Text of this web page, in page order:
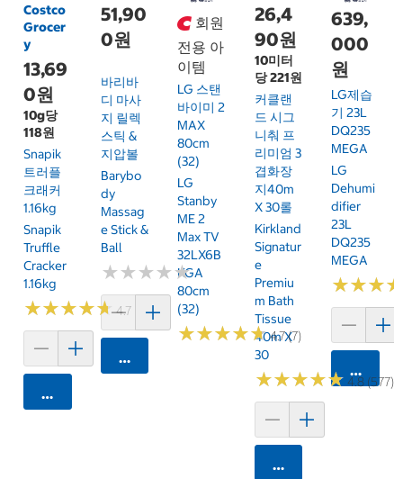
Costco
Grocer
y
13,69
0원
10g당
118원
Snapik
트러플
크래커
1.16kg
Snapik
Truffle
Cracker
1.16kg
★★★★★
★★★★★4.7 (159)
카트에 담기
51,90
0원
바리바
디 마사
지 릴렉
스틱 &
지압볼
Barybo
Dy
Massag
E Stick &
Ball
★★★★★
★★★★★
카트에 담기
회원
전용 아
이템
LG 스탠
바이미 2
MAX
80cm
(32)
LG
Stanby
ME 2
Max TV
32LX6B
KGA
80cm
(32)
★★★★★
★★★★★4.7 (7)
26,4
90원
10미터
당 221원
커클랜
드 시그
니춰 프
리미엄 3
겹화장
지40m
X 30롤
Kirkland
Signatur
E
Premiu
M Bath
Tissue
40m X
30
★★★★★
★★★★★ 4.8 (577)
카트에 담기
639,
000
원
LG제습
기 23L
DQ235
MEGA
LG
Dehumi
Difier
23L
DQ235
MEGA
★★★
★★★
카트에